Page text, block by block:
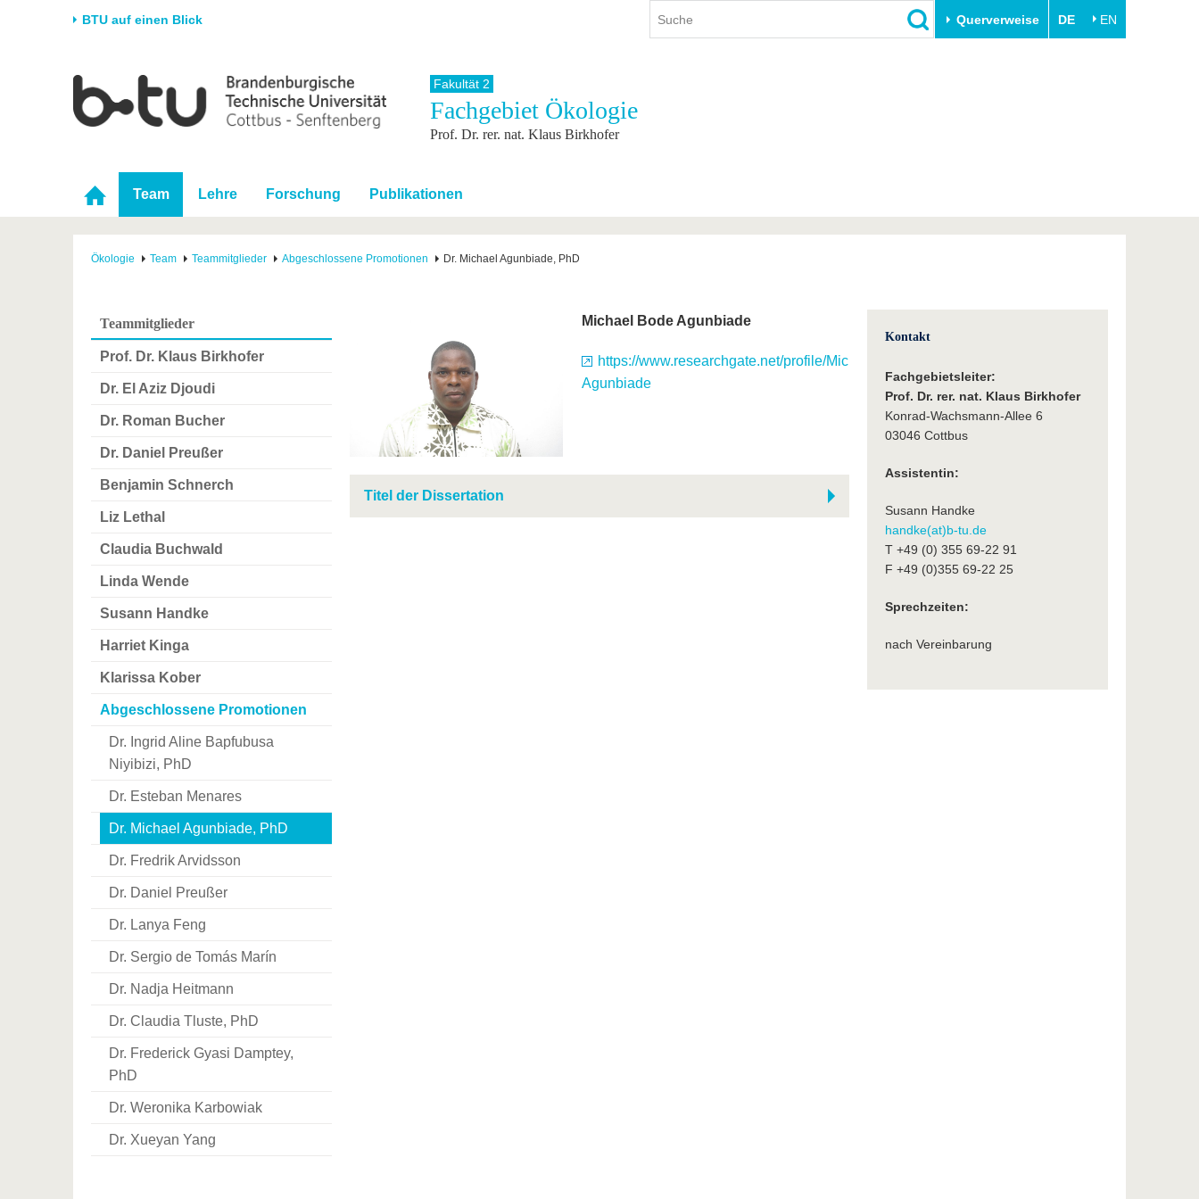
BTU auf einen Blick Querverweise DE EN
Universität
Karriere & Engagement
Partnerschaften &
Strukturwandel
Forschung
Förderung
Wissenschaftlicher
Nachwuchs
Studium
Studienangebot
Im Studium
Nach dem Studium
International
Internationales Profil
Für internationale
Studierende
Kontakt
Innovative Transferprojekte
BTU & Region erleben
Fakultät 2
Fachgebiet Ökologie
Prof. Dr. rer. nat. Klaus Birkhofer
Team Lehre Forschung Publikationen
Ökologie Team Teammitglieder Abgeschlossene Promotionen Dr. Michael Agunbiade, PhD
Teammitglieder
Prof. Dr. Klaus Birkhofer
Dr. El Aziz Djoudi
Dr. Roman Bucher
Dr. Daniel Preußer
Benjamin Schnerch
Liz Lethal
Claudia Buchwald
Linda Wende
Susann Handke
Harriet Kinga
Klarissa Kober
Abgeschlossene Promotionen
Dr. Ingrid Aline Bapfubusa
Niyibizi, PhD
Dr. Esteban Menares
Dr. Michael Agunbiade, PhD
Dr. Fredrik Arvidsson
Dr. Daniel Preußer
Dr. Lanya Feng
Dr. Sergio de Tomás Marín
Dr. Nadja Heitmann
Dr. Claudia Tluste, PhD
Dr. Frederick Gyasi Damptey,
PhD
Dr. Weronika Karbowiak
Dr. Xueyan Yang
Michael Bode Agunbiade
https://www.researchgate.net/profile/Michael-
Agunbiade
Titel der Dissertation
Kontakt
Fachgebietsleiter:
Prof. Dr. rer. nat. Klaus Birkhofer
Konrad-Wachsmann-Allee 6
03046 Cottbus
Assistentin:
Susann Handke
handke(at)b-tu.de
T +49 (0) 355 69-22 91
F +49 (0)355 69-22 25
Sprechzeiten:
nach Vereinbarung